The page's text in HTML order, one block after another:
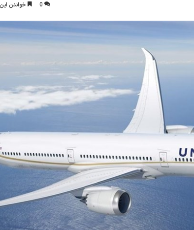
0 خواندن این مطلب 2